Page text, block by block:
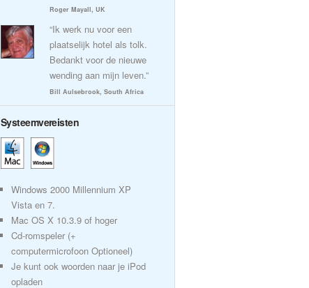
Roger Mayall, UK
“Ik werk nu voor een
plaatselijk hotel als tolk.
Bedankt voor de nieuwe
wending aan mijn leven.”
Bill Aulsebrook, South Africa
Systeemvereisten
Windows 2000 Millennium XP
Vista en 7.
Mac OS X 10.3.9 of hoger
Cd-romspeler (+
computermicrofoon Optioneel)
Je kunt ook woorden naar je iPod
opladen